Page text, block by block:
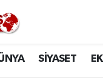
SİYASET